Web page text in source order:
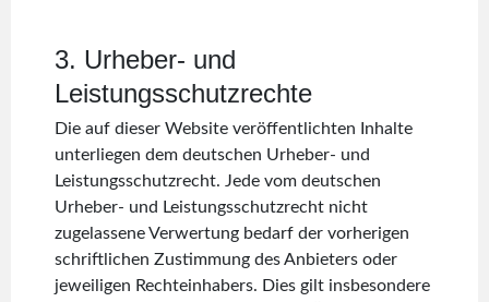
3. Urheber- und
Leistungsschutzrechte
Die auf dieser Website veröffentlichten Inhalte
unterliegen dem deutschen Urheber- und
Leistungsschutzrecht. Jede vom deutschen
Urheber- und Leistungsschutzrecht nicht
zugelassene Verwertung bedarf der vorherigen
schriftlichen Zustimmung des Anbieters oder
jeweiligen Rechteinhabers. Dies gilt insbesondere